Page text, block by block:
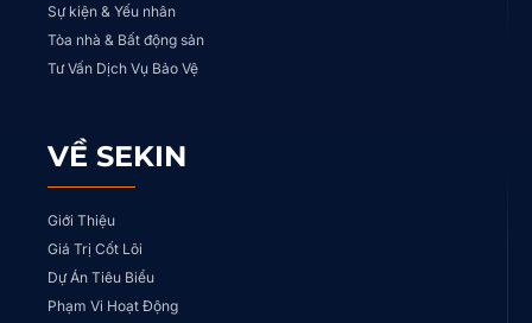
Sự kiện & Yếu nhân
Tòa nhà & Bất động sản
Tư Vấn Dịch Vụ Bảo Vệ
VỀ SEKIN
Giới Thiệu
Giá Trị Cốt Lõi
Dự Án Tiêu Biểu
Phạm Vi Hoạt Động